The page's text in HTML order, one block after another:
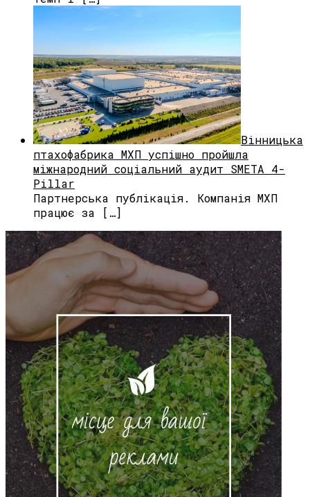
Вінницька
птахофабрика МХП успішно пройшла
міжнародний соціальний аудит SMETA 4-
Pillar
Партнерська публікація. Компанія МХП
працює за […]